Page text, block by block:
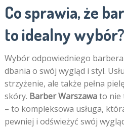
Co sprawia, że
to idealny wybór?
Wybór odpowiedniego
dbania o swój wygląd i styl.
strzyżenie, ale także pełna
skóry. Barber Warszawato nie
– to kompleksowa usługa,
pewniej i odświeżyć swój